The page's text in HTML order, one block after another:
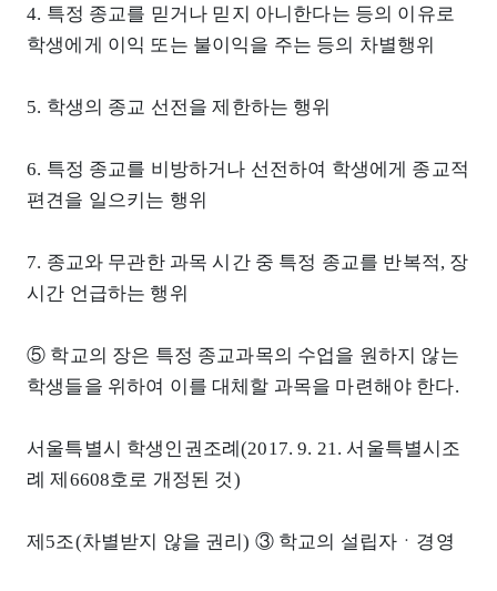
4. 특정 종교를 믿거나 믿지 아니한다는 등의 이유로
학생에게 이익 또는 불이익을 주는 등의 차별행위
5. 학생의 종교 선전을 제한하는 행위
6. 특정 종교를 비방하거나 선전하여 학생에게 종교적
편견을 일으키는 행위
7. 종교와 무관한 과목 시간 중 특정 종교를 반복적, 장
시간 언급하는 행위
⑤ 학교의 장은 특정 종교과목의 수업을 원하지 않는
학생들을 위하여 이를 대체할 과목을 마련해야 한다.
서울특별시 학생인권조례(2017. 9. 21. 서울특별시조
례 제6608호로 개정된 것)
제5조(차별받지 않을 권리) ③ 학교의 설립자ㆍ경영